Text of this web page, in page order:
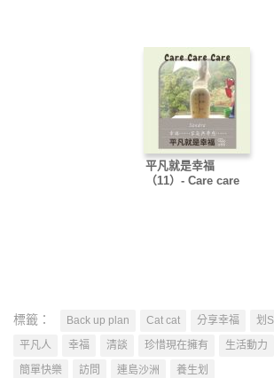
平凡就是幸福
（11）- Care care
標籤： Back up plan Cat cat 分享幸福 划
平凡人
幸福 清談 珍惜現在擁有 生活動力
簡單快樂
訪問 連島沙洲 養生划